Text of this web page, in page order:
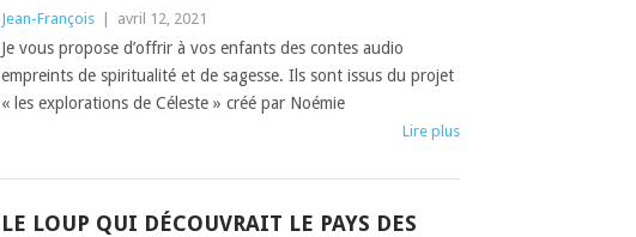
Jean-François avril 12, 2021
Je vous propose d’offrir à vos enfants des contes audio
empreints de spiritualité et de sagesse. Ils sont issus du projet
« les explorations de Céleste » créé par Noémie
Lire plus
LE LOUP QUI DÉCOUVRAIT LE PAYS DES